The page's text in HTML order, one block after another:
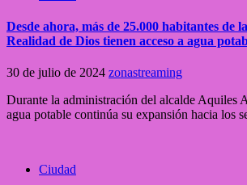
Desde ahora, más de 25.000 habitantes de
Realidad de Dios tienen acceso a agua
30 de julio de 2024 zonastreaming
Durante la administración del alcalde Aquiles
agua potable continúa su expansión hacia los
Ciudad